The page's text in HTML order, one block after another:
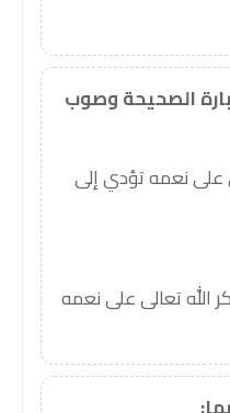
الصحيحة وصوب
على نعمه تؤدي إلى
الله تعالى على نعمه